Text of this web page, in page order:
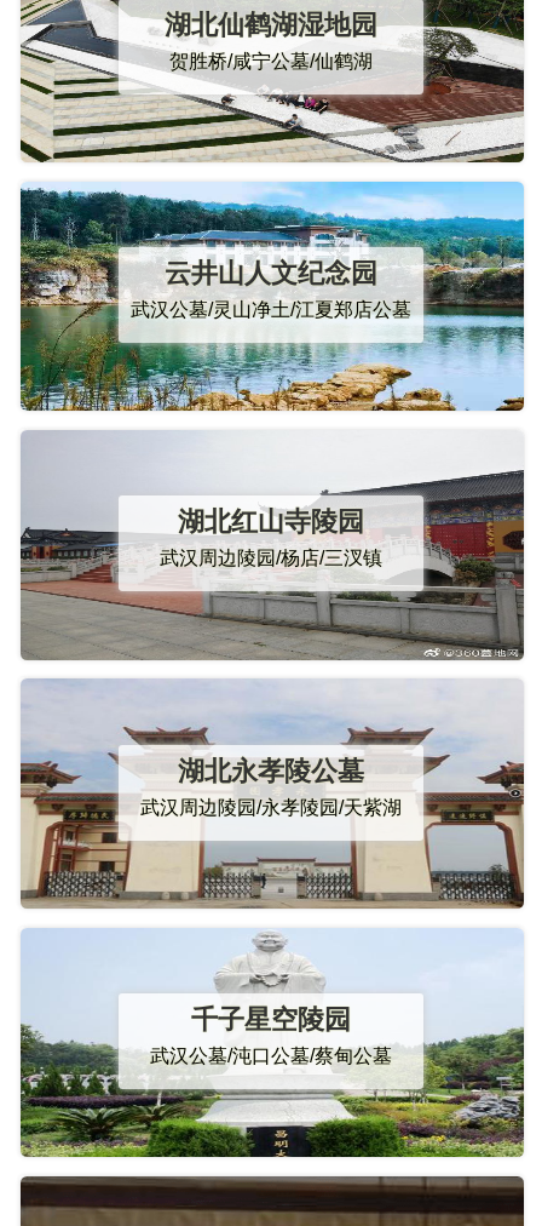
湖北仙鹤湖湿地园
贺胜桥/咸宁公墓/仙鹤湖
云井山人文纪念园
武汉公墓/灵山净土/江夏郑店公墓
湖北红山寺陵园
武汉周边陵园/杨店/三汊镇
湖北永孝陵公墓
武汉周边陵园/永孝陵园/天紫湖
千子星空陵园
武汉公墓/沌口公墓/蔡甸公墓